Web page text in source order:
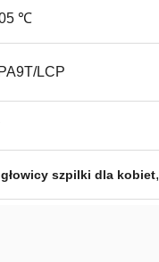
℃
LCP
głowicy szpilki dla kobiet,